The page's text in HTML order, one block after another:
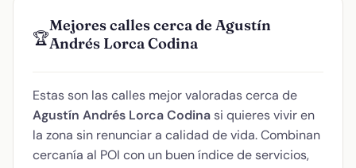
🏆
Mejores calles cerca de Agustín
Andrés Lorca Codina
Estas son las calles mejor valoradas cerca de
Agustín Andrés Lorca Codina si quieres vivir en
la zona sin renunciar a calidad de vida. Combinan
cercanía al POI con un buen índice de servicios,